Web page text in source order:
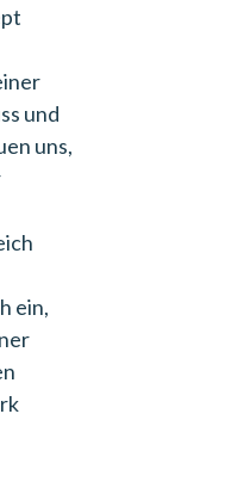
und
uns,
ein,